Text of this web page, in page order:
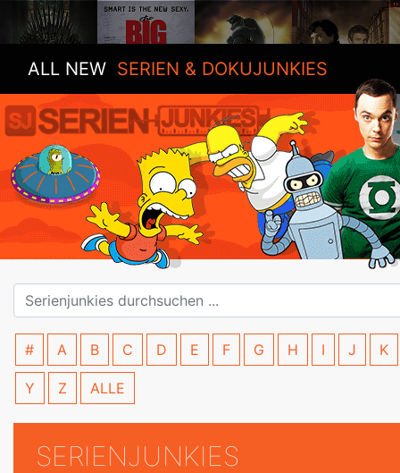
ALL NEW SERIEN & DOKUJUNKIES
# A B C D E F G H I J K
Y Z ALLE
SERIENJUNKIES